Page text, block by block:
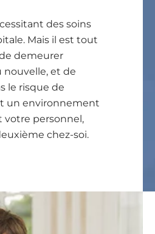
des soins
Mais il est tout
demeurer
et de
le risque de
un environnement
votre personnel,
chez-soi.